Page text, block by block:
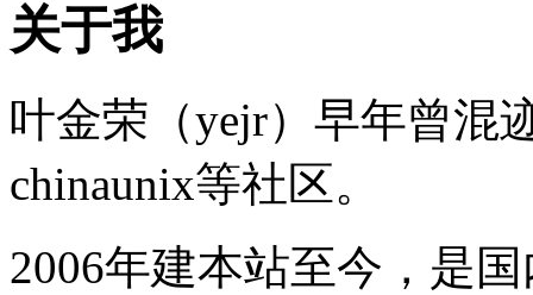
关于我
叶金荣（yejr）早年曾混
chinaunix等社区。
2006年建本站至今，是